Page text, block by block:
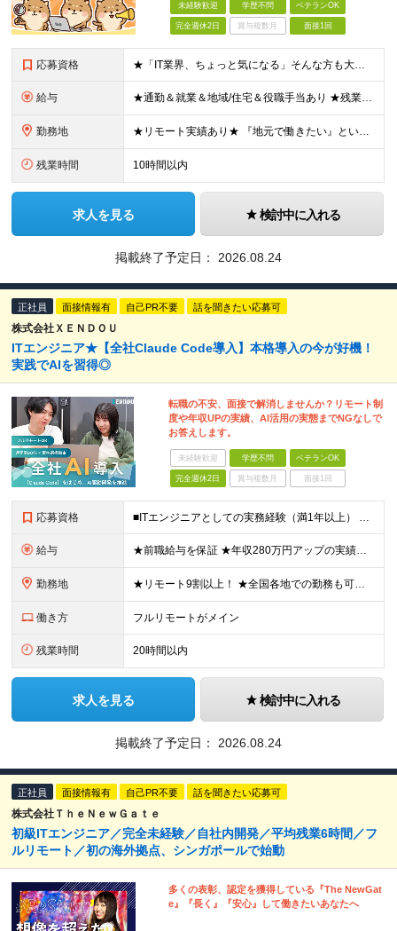
未経験歓迎 学歴不問 ベテランOK
完全週休2日 賞与複数月 面接1回
応募資格 ★「IT業界、ちょっと気になる」そんな方も大歓迎！ ■学歴不問 ■未経験・第二新卒歓迎 ■知識・経験はこれから身につけていければOK！ □■ステップアップ■□ 社内システム開発やインフラ構築などジャ
給与 ★通勤＆就業＆地域/住宅＆役職手当あり ★残業代は全額支給 ★選べる給与制度あり！ ■東京・神奈川・千葉・埼玉勤務の場合 月給24.5万円～55万円＋諸手当 （残業代は全額支給） (20,000円の
勤務地 ★リモート実績あり★ 『地元で働きたい』という希望に、業界トップクラス約7,000件の取引事業所数、90,000件以上のプロジェクトから検討をいたします。 全国の取引先での就業となります（沖縄を除
残業時間 10時間以内
求人を見る 検討中に入れる
掲載終了予定日： 2026.08.24
正社員 面接情報有 自己PR不要 話を聞きたい応募可
株式会社ＸＥＮＤＯＵ
ITエンジニア★【全社Claude Code導入】本格導入の今が好機！
実践でAIを習得◎
転職の不安、面接で解消しませんか？リモート制
度や年収UPの実績、AI活用の実態までNGなしで
お答えします。
未経験歓迎 学歴不問 ベテランOK
完全週休2日 賞与複数月 面接1回
応募資格 ■ITエンジニアとしての実務経験（満1年以上） ■学歴不問 ★年収を上げたい ★フルリモートで働きたい ★上流工程に携わりたい ★自社サービスをつくってみたい など これまでの経験を活かして環境を変
給与 ★前職給与を保証 ★年収280万円アップの実績あり ★想定年収：489万6,000円～979万2,000円 ※案件単価により上振れあり ■月給40万8,000円～81万6,000円 ※経験・能力に合
勤務地 ★リモート9割以上！ ★全国各地での勤務も可！地方在住の方も大歓迎です◎ ■各プロジェクト先にて勤務 ※プロジェクトは本人の希望を考慮し相談の上で決定 ※転居を伴う転勤なし 【本社】 東京都品川区
働き方 フルリモートがメイン
残業時間 20時間以内
求人を見る 検討中に入れる
掲載終了予定日： 2026.08.24
正社員 面接情報有 自己PR不要 話を聞きたい応募可
株式会社ＴｈｅＮｅｗＧａｔｅ
初級ITエンジニア／完全未経験／自社内開発／平均残業6時間／フ
ルリモート／初の海外拠点、シンガポールで始動
多くの表彰、認定を獲得している『The NewGat
e』『⻑く』『安⼼』して働きたいあなたへ